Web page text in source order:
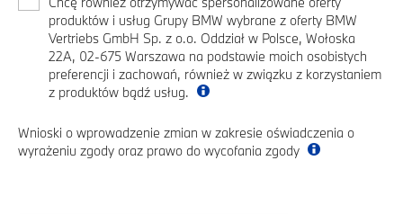
produktów i usług Grupy BMW wybrane z oferty BMW
Vertriebs GmbH Sp. z o.o. Oddział w Polsce, Wołoska
22A, 02-675 Warszawa na podstawie moich osobistych
preferencji i zachowań, również w związku z korzystaniem
z produktów bądź usług.
Wnioski o wprowadzenie zmian w zakresie oświadczenia o
wyrażeniu zgody oraz prawo do wycofania zgody